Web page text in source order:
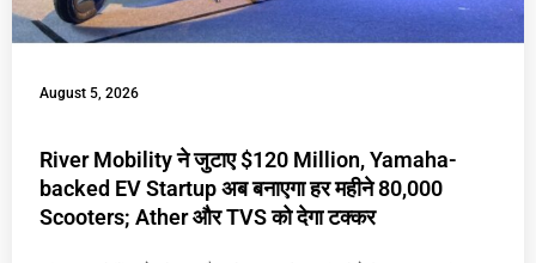
August 5, 2026
River Mobility ने जुटाए $120 Million, Yamaha-
backed EV Startup अब बनाएगा हर महीने 80,000
Scooters; Ather और TVS को देगा टक्कर